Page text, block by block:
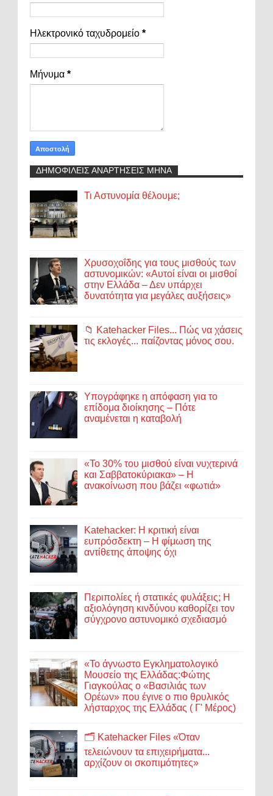
Ηλεκτρονικό ταχυδρομείο *
Μήνυμα *
ΔΗΜΟΦΙΛΕΙΣ ΑΝΑΡΤΗΣΕΙΣ ΜΗΝΑ
Τι Αστυνομία θέλουμε;
Χρυσοχοΐδης για τους μισθούς των
αστυνομικών: «Αυτοί είναι οι μισθοί
στην Ελλάδα – Δεν υπάρχει
δυνατότητα για μεγάλες αυξήσεις»
📁 Katehacker Files... Πώς να χάσεις
τις εκλογές... παίζοντας μόνος σου.
Υπογράφηκε η απόφαση για το
επίδομα διοίκησης – Πότε
αναμένεται η καταβολή
«Το 30% του μισθού είναι νυχτερινά
και Σαββατοκύριακα» – Η
ανακοίνωση που βάζει «φωτιά»
Katehacker: Η κριτική είναι
ευπρόσδεκτη – Η φίμωση της
αντίθετης άποψης όχι
Περιπολίες ή στατικές φυλάξεις; Η
αξιολόγηση κινδύνου καθορίζει τον
σύγχρονο αστυνομικό σχεδιασμό
«Το άγνωστο Εγκληματολογικό
Μουσείο της Ελλάδας:Φώτης
Γιαγκούλας ο «Βασιλιάς των
Ορέων» που έγινε ο πιο θρυλικός
λήσταρχος της Ελλάδας ( Γ' Μέρος)
🗂️ Katehacker Files «Όταν
τελειώνουν τα επιχειρήματα...
αρχίζουν οι σκοπιμότητες»